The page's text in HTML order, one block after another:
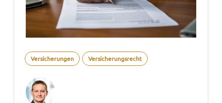
Versicherungen Versicherungsrecht